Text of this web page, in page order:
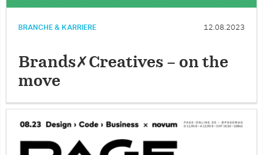
BRANCHE & KARRIERE 12.08.2023
Brands✗Creatives – on the
move